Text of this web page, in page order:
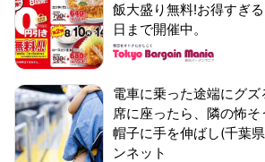
飯大盛り無料!お得すぎ
日まで開催中。
電車に乗った途端にグ
席に座ったら、隣の怖
帽子に手を伸ばし(千葉
ンネット